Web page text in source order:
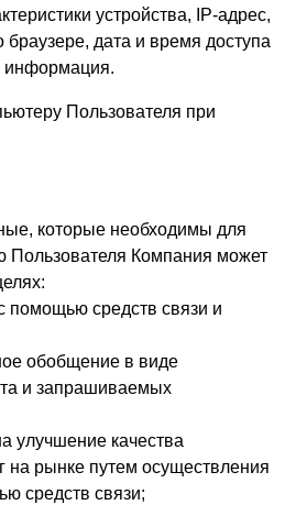
устройства, IP-адрес,
дата и время доступа
информация.
Пользователя при
которые необходимы для
Пользователя Компания может
помощью средств связи и
обобщение в виде
и запрашиваемых
улучшение качества
на рынке путем осуществления
средств связи;